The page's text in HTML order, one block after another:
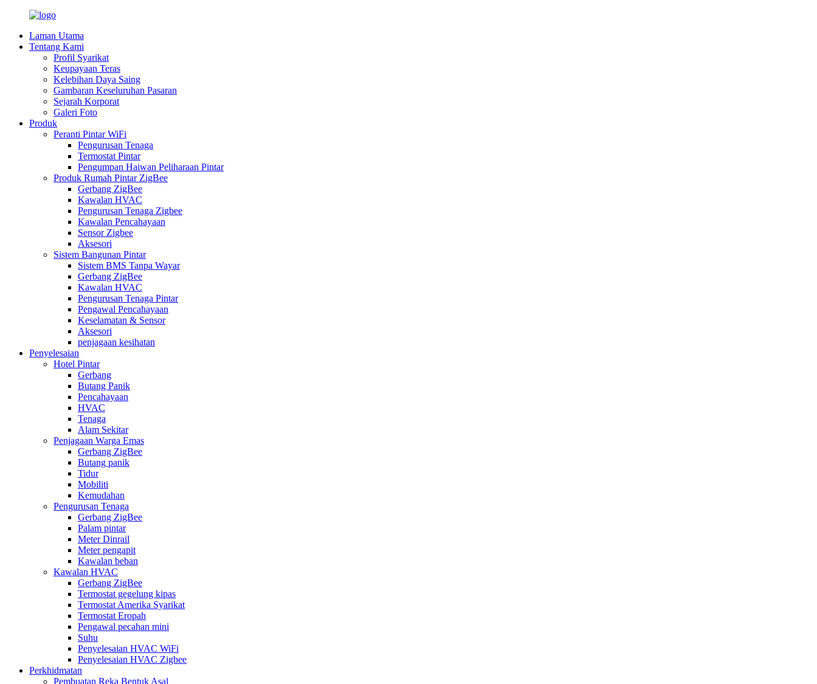
Laman Utama
Tentang Kami
Profil Syarikat
Keupayaan Teras
Kelebihan Daya Saing
Gambaran Keseluruhan Pasaran
Sejarah Korporat
Galeri Foto
Produk
Peranti Pintar WiFi
Pengurusan Tenaga
Termostat Pintar
Pengumpan Haiwan Peliharaan Pintar
Produk Rumah Pintar ZigBee
Gerbang ZigBee
Kawalan HVAC
Pengurusan Tenaga Zigbee
Kawalan Pencahayaan
Sensor Zigbee
Aksesori
Sistem Bangunan Pintar
Sistem BMS Tanpa Wayar
Gerbang ZigBee
Kawalan HVAC
Pengurusan Tenaga Pintar
Pengawal Pencahayaan
Keselamatan & Sensor
Aksesori
penjagaan kesihatan
Penyelesaian
Hotel Pintar
Gerbang
Butang Panik
Pencahayaan
HVAC
Tenaga
Alam Sekitar
Penjagaan Warga Emas
Gerbang ZigBee
Butang panik
Tidur
Mobiliti
Kemudahan
Pengurusan Tenaga
Gerbang ZigBee
Palam pintar
Meter Dinrail
Meter pengapit
Kawalan beban
Kawalan HVAC
Gerbang ZigBee
Termostat gegelung kipas
Termostat Amerika Syarikat
Termostat Eropah
Pengawal pecahan mini
Suhu
Penyelesaian HVAC WiFi
Penyelesaian HVAC Zigbee
Perkhidmatan
Pembuatan Reka Bentuk Asal